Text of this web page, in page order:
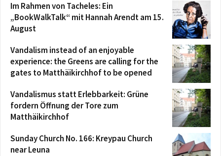
Im Rahmen von Tacheles: Ein
„BookWalkTalk“ mit Hannah Arendt am 15.
August
Vandalism instead of an enjoyable
experience: the Greens are calling for the
gates to Matthäikirchhof to be opened
Vandalismus statt Erlebbarkeit: Grüne
fordern Öffnung der Tore zum
Matthäikirchhof
Sunday Church No. 166: Kreypau Church
near Leuna